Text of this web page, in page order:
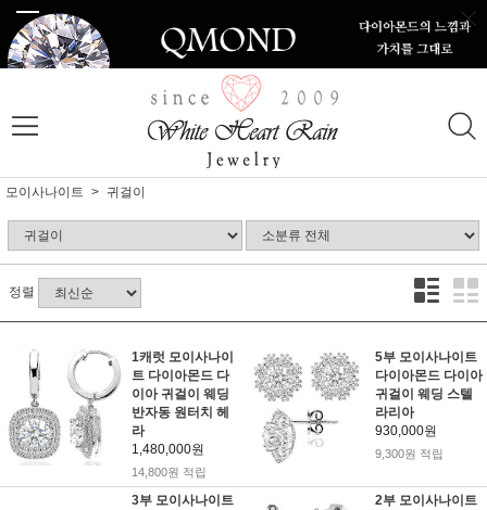
모이사나이트 귀걸이
정렬
1캐럿 모이사나이
트 다이아몬드 다
이아 귀걸이 웨딩
반자동 원터치 헤
라
1,480,000원
14,800원 적립
5부 모이사나이트
다이아몬드 다이아
귀걸이 웨딩 스텔
라리아
930,000원
9,300원 적립
3부 모이사나이트
2부 모이사나이트